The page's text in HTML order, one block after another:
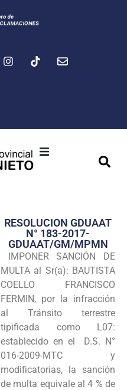
Transparencia
Seguridad
Programas
Intranet
RESOLUCION GDUAAT
N° 183-2017-
GDUAAT/GM/MPMN
IMPONER SANCIÓN DE
MULTA al Sr(a): BAUTISTA
COELLO FRANCISCO
FERMIN, por la infracción
al Tránsito terrestre
tipificada como L07:
establecido en el D.S. N°
016-2009-MTC y
modificatorias, la sanción
de multa equivale al 4 % de